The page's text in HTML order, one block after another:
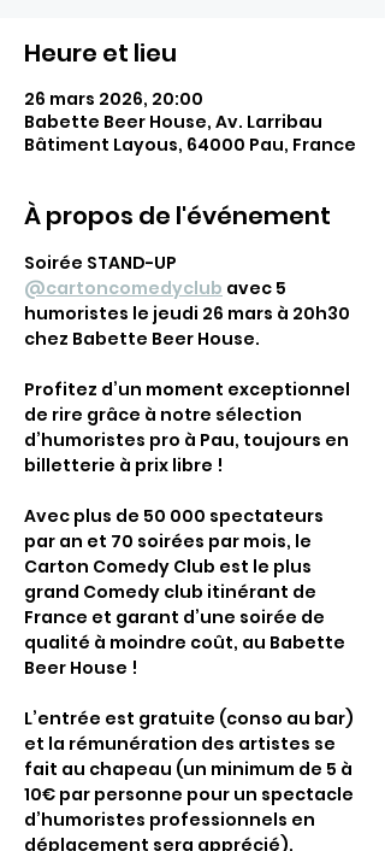
Heure et lieu
26 mars 2026, 20:00
Babette Beer House, Av. Larribau
Bâtiment Layous, 64000 Pau, France
À propos de l'événement
Soirée STAND-UP
@cartoncomedyclub avec 5
humoristes le jeudi 26 mars à 20h30
chez Babette Beer House.
Profitez d’un moment exceptionnel
de rire grâce à notre sélection
d’humoristes pro à Pau, toujours en
billetterie à prix libre !
Avec plus de 50 000 spectateurs
par an et 70 soirées par mois, le
Carton Comedy Club est le plus
grand Comedy club itinérant de
France et garant d’une soirée de
qualité à moindre coût, au Babette
Beer House !
L’entrée est gratuite (conso au bar)
et la rémunération des artistes se
fait au chapeau (un minimum de 5 à
10€ par personne pour un spectacle
d’humoristes professionnels en
déplacement sera apprécié).